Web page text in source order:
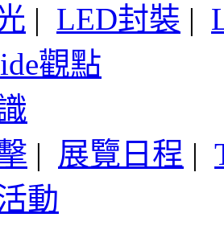
| LED封裝 |
觀點
| 展覽日程 |
動